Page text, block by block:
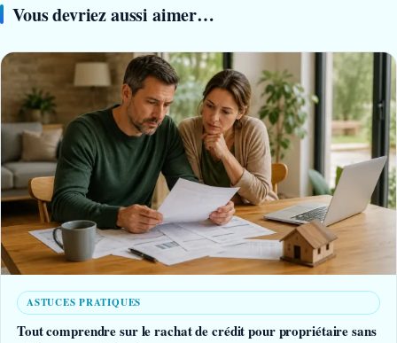
Vous devriez aussi aimer…
ASTUCES PRATIQUES
Tout comprendre sur le rachat de crédit pour propriétaire sans